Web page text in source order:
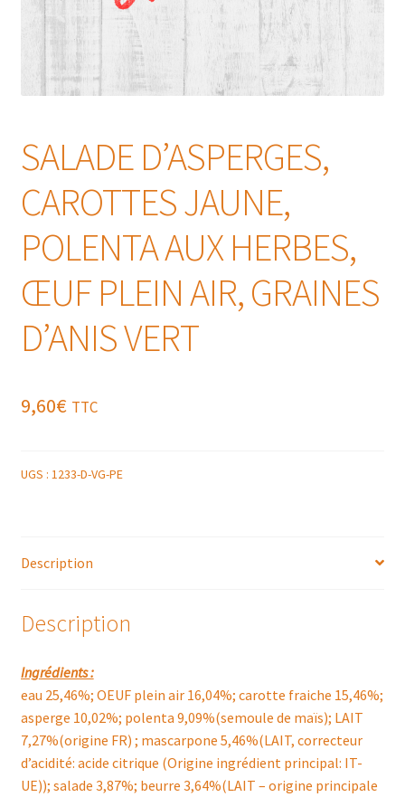
SALADE D’ASPERGES,
CAROTTES JAUNE,
POLENTA AUX HERBES,
ŒUF PLEIN AIR, GRAINES
D’ANIS VERT
9,60€ TTC
UGS : 1233-D-VG-PE
Description
Description
Ingrédients :
eau 25,46%; OEUF plein air 16,04%; carotte fraiche 15,46%;
asperge 10,02%; polenta 9,09%(semoule de maïs); LAIT
7,27%(origine FR) ; mascarpone 5,46%(LAIT, correcteur
d’acidité: acide citrique (Origine ingrédient principal: IT-
UE)); salade 3,87%; beurre 3,64%(LAIT – origine principale